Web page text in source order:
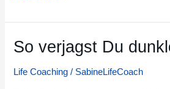
So verjagst Du
Life Coaching / SabineLifeCoach
So
Du